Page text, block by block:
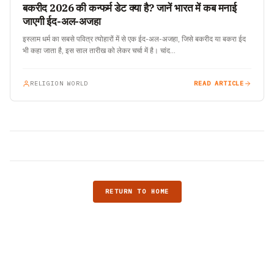
बकरीद 2026 की कन्फर्म डेट क्या है? जानें भारत में कब मनाई
जाएगी ईद-अल-अजहा
इस्लाम धर्म का सबसे पवित्र त्योहारों में से एक ईद-अल-अजहा, जिसे बकरीद या बकरा ईद
भी कहा जाता है, इस साल तारीख को लेकर चर्चा में है। चांद…
RELIGION WORLD READ ARTICLE
RETURN TO HOME